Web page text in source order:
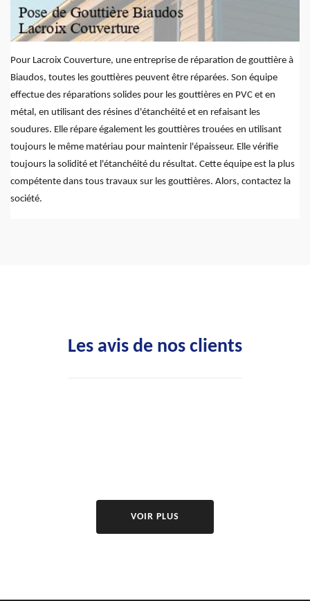
Pour Lacroix Couverture, une entreprise de réparation de gouttière à
Biaudos, toutes les gouttières peuvent être réparées. Son équipe
effectue des réparations solides pour les gouttières en PVC et en
métal, en utilisant des résines d'étanchéité et en refaisant les
soudures. Elle répare également les gouttières trouées en utilisant
toujours le même matériau pour maintenir l'épaisseur. Elle vérifie
toujours la solidité et l'étanchéité du résultat. Cette équipe est la plus
compétente dans tous travaux sur les gouttières. Alors, contactez la
société.
Les avis de nos clients
VOIR PLUS